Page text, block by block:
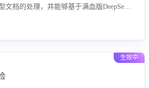
文档的处理，并能够基于满血版DeepSeek
用知识资源。通过该产品，用户可以轻松
生效中